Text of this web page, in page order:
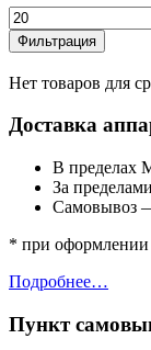
Минимальная
цена
Фильтрация
Нет товаров для
Доставка
В пределах
За
Самовывоз
* при оформлении
Подробнее…
Пункт